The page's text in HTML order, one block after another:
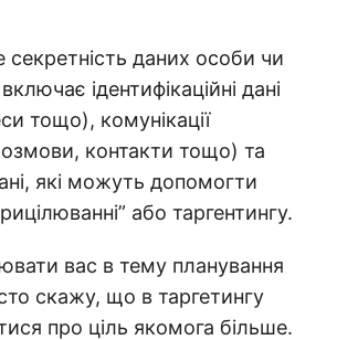
секретність даних особи чи
ідентифікаційні дані
тощо), комунікації
контакти тощо) та
які можуть допомогти
або таргентингу.
вас в тему планування
скажу, що в таргетингу
про ціль якомога більше.